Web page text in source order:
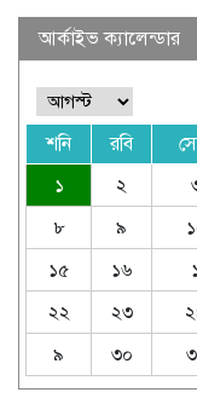
আর্কাইভ ক্যালেন্ডার
শনি রবি
১ ২
৮
৯
১৫
১৬
২২
২৩
৯
৩০